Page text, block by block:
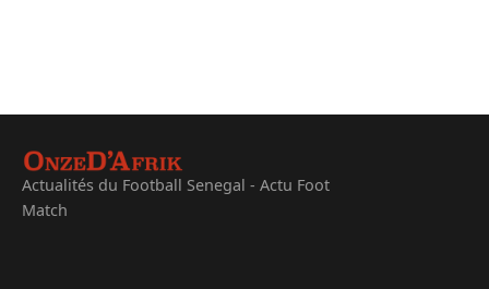
Actualités du Football Senegal - Actu Foot
Match